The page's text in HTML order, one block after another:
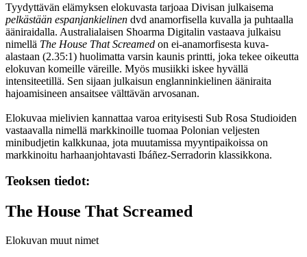
Tyydyttävän elämyksen elokuvasta tarjoaa Divisan julkaisema
pelkästään espanjankielinen dvd anamorfisella kuvalla ja puhtaalla
ääniraidalla. Australialaisen Shoarma Digitalin vastaava julkaisu
nimellä The House That Screamed on ei‑anamorfisesta kuva-
alastaan (2.35:1) huolimatta varsin kaunis printti, joka tekee oikeutta
elokuvan komeille väreille. Myös musiikki iskee hyvällä
intensiteetillä. Sen sijaan julkaisun englanninkielinen ääniraita
hajoamisineen ansaitsee välttävän arvosanan.
Elokuvaa mielivien kannattaa varoa erityisesti Sub Rosa Studioiden
vastaavalla nimellä markkinoille tuomaa Polonian veljesten
minibudjetin kalkkunaa, jota muutamissa myyntipaikoissa on
markkinoitu harhaanjohtavasti Ibáñez-Serradorin klassikkona.
Teoksen tiedot:
The House That Screamed
Elokuvan muut nimet